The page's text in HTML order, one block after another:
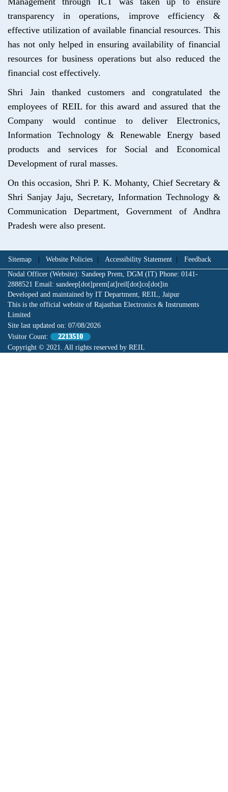
transparency in operations, improve efficiency &
effective utilization of available financial resources. This
has not only helped in ensuring availability of financial
resources for business operations but also reduced the
financial cost effectively.
Shri Jain thanked customers and congratulated the
employees of REIL for this award and assured that the
Company would continue to deliver Electronics,
Information Technology & Renewable Energy based
products and services for Social and Economical
Development of rural masses.
On this occasion, Shri P. K. Mohanty, Chief Secretary &
Shri Sanjay Jaju, Secretary, Information Technology &
Communication Department, Government of Andhra
Pradesh were also present.
Sitemap Website Policies Accessibility Statement
Feedback
Nodal Officer (Website): Sandeep Prem, DGM (IT) Phone: 0141-
2888521 Email: sandeep[dot]prem[at]reil[dot]co[dot]in
Developed and maintained by IT Department, REIL, Jaipur
This is the official website of Rajasthan Electronics & Instruments
Limited
Site last updated on: 07/08/2026
Visitor Count:
2213510
Copyright © 2021. All rights reserved by REIL